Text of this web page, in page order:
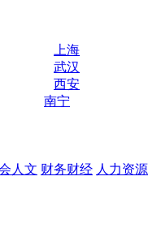
上海
武汉
西安
南宁
人文 财务财经 人力资源